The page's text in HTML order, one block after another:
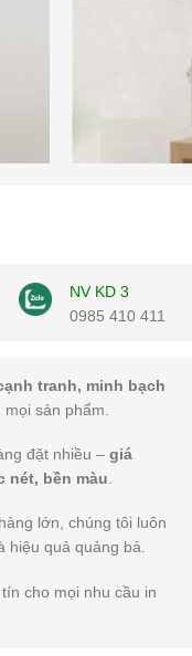
NV KD 3
0985 410 411
tranh, minh bạch
sản phẩm.
đặt nhiều – giá
nét, bền màu.
lớn, chúng tôi luôn
hiệu quả quảng bá.
cho mọi nhu cầu in